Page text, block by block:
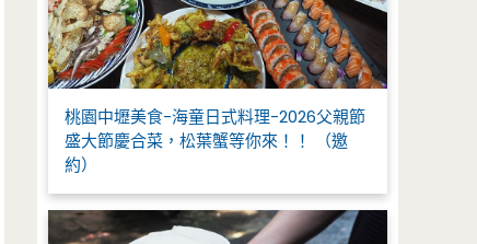
桃園中壢美食-海童日式料理-2026父親節
盛大節慶合菜，松葉蟹等你來！！ （邀
約）